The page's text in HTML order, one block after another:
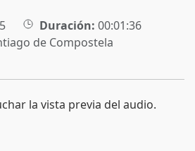
Duración: 00:01:36
de Compostela